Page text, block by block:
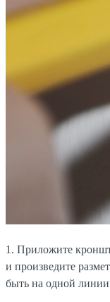
1. Приложите
и произведите
быть на одной